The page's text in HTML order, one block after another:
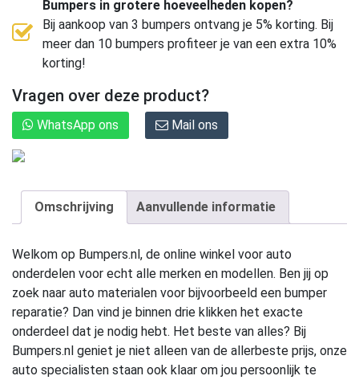
Bumpers in grotere hoeveelheden kopen?
Bij aankoop van 3 bumpers ontvang je 5% korting. Bij
meer dan 10 bumpers profiteer je van een extra 10%
korting!
Vragen over deze product?
WhatsApp ons Mail ons
Omschrijving Aanvullende informatie
Welkom op Bumpers.nl, de online winkel voor auto
onderdelen voor echt alle merken en modellen. Ben jij op
zoek naar auto materialen voor bijvoorbeeld een bumper
reparatie? Dan vind je binnen drie klikken het exacte
onderdeel dat je nodig hebt. Het beste van alles? Bij
Bumpers.nl geniet je niet alleen van de allerbeste prijs, onze
auto specialisten staan ook klaar om jou persoonlijk te